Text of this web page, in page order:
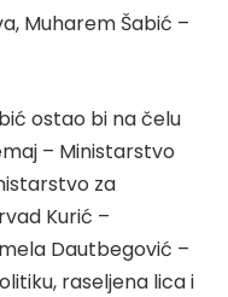
Muharem Šabić –
ostao bi na čelu
– Ministarstvo
za
Kurić –
Dautbegović –
raseljena lica i